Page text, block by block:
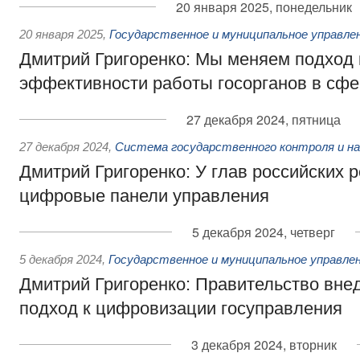
20 января 2025, понедельник
20 января 2025, Государственное и муниципальное
Дмитрий Григоренко: Мы меняем подход
эффективности работы госорганов в
27 декабря 2024, пятница
27 декабря 2024, Система государственного контроля и
Дмитрий Григоренко: У глав российских
цифровые панели управления
5 декабря 2024, четверг
5 декабря 2024, Государственное и муниципальное
Дмитрий Григоренко: Правительство
подход к цифровизации госуправления
3 декабря 2024, вторник